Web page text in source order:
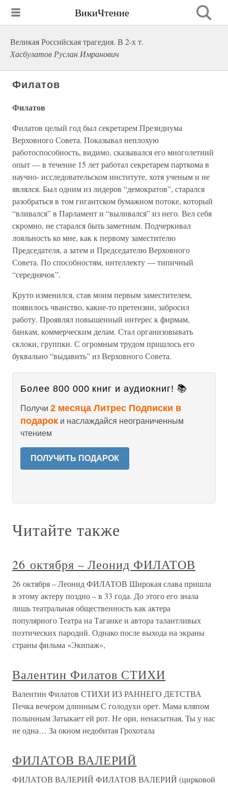
ВикиЧтение
Великая Российская трагедия. В 2-х т.
Хасбулатов Руслан Имранович
Филатов
Филатов
Филатов целый год был секретарем Президиума
Верховного Совета. Показывал неплохую
работоспособность, видимо, сказывался его многолетний
опыт — в течение 15 лет работал секретарем парткома в
научно- исследовательском институте, хотя ученым и не
являлся. Был одним из лидеров “демократов”, старался
разобраться в том гигантском бумажном потоке, который
“вливался” в Парламент и “выливался” из него. Вел себя
скромно, не старался быть заметным. Подчеркивал
лояльность ко мне, как к первому заместителю
Председателя, а затем и Председателю Верховного
Совета. По способностям, интеллекту — типичный
“середнячок”.
Круто изменился, став моим первым заместителем,
появилось чванство, какие-то претензии, забросил
работу. Проявлял повышенный интерес к фирмам,
банкам, коммерческим делам. Стал организовывать
склоки, группки. С огромным трудом пришлось его
буквально “выдавить” из Верховного Совета.
Более 800 000 книг и аудиокниг! 📚
Получи 2 месяца Литрес Подписки в
подарок и наслаждайся неограниченным
чтением
ПОЛУЧИТЬ ПОДАРОК
Читайте также
26 октября – Леонид ФИЛАТОВ
26 октября – Леонид ФИЛАТОВ Широкая слава пришла
в этому актеру поздно – в 33 года. До этого его знала
лишь театральная общественность как актера
популярного Театра на Таганке и автора талантливых
поэтических пародий. Однако после выхода на экраны
страны фильма «Экипаж»,
Валентин Филатов СТИХИ
Валентин Филатов СТИХИ ИЗ РАННЕГО ДЕТСТВА
Печка вечером длинным С голодухи орет. Мама кляпом
полынным Затыкает ей рот. Не ори, ненасытная, Ты у нас
не одна… За окном недобитая Грохотала
ФИЛАТОВ ВАЛЕРИЙ
ФИЛАТОВ ВАЛЕРИЙ ФИЛАТОВ ВАЛЕРИЙ (цирковой